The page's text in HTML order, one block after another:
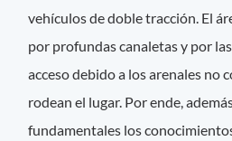
vehículos de doble tracción. El
por profundas canaletas y por
acceso debido a los arenales no
rodean el lugar. Por ende,
fundamentales los